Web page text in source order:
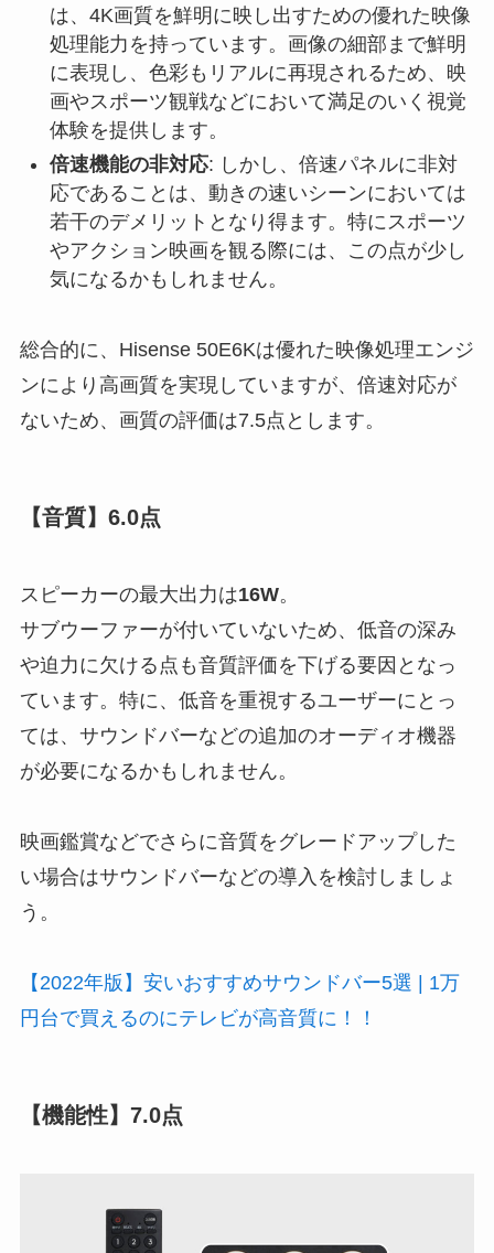
は、4K画質を鮮明に映し出すための優れた映像
処理能力を持っています。画像の細部まで鮮明
に表現し、色彩もリアルに再現されるため、映
画やスポーツ観戦などにおいて満足のいく視覚
体験を提供します。
倍速機能の非対応: しかし、倍速パネルに非対
応であることは、動きの速いシーンにおいては
若干のデメリットとなり得ます。特にスポーツ
やアクション映画を観る際には、この点が少し
気になるかもしれません。
総合的に、Hisense 50E6Kは優れた映像処理エンジ
ンにより高画質を実現していますが、倍速対応が
ないため、画質の評価は7.5点とします。
【音質】6.0点
スピーカーの最大出力は16W。
サブウーファーが付いていないため、低音の深み
や迫力に欠ける 点も音質評価を下げる要因となっ
ています。特に、低音を重視するユーザーにとっ
ては、サウンドバーなどの追加のオーディオ機器
が必要になるかもしれません。
映画鑑賞などでさらに音質をグレードアップした
い場合はサウンドバーなどの導入を検討しましょ
う。
【2022年版】安いおすすめサウンドバー5選 | 1万
円台で買えるのにテレビが高音質に！！
【機能性】7.0点